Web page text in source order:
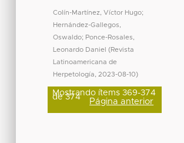
Colín-Martínez, Víctor Hugo;
Hernández-Gallegos,
Oswaldo; Ponce-Rosales,
Leonardo Daniel
(Revista
Latinoamericana de
Herpetología
2023-08-10)
Mostrando ítems 369-374
de 374 Página anterior